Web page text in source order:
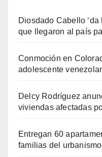
Diosdado Cabello
que llegaron al país
Conmoción en
adolescente
Delcy Rodríguez
viviendas afectadas
Entregan 60
familias del